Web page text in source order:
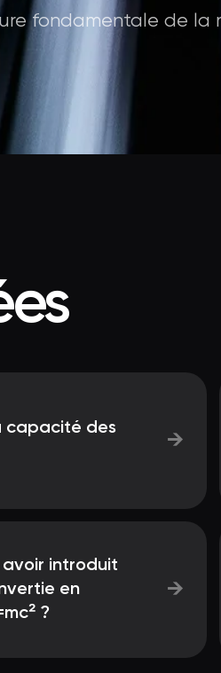
fondamentale de la
capacité des
→
introduit
en
?
→